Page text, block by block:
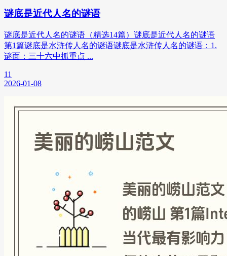
谜底是近代人名的谜语
谜底是近代人名的谜语（精选14篇）谜底是近代人名的谜语
第1篇谜底是水浒传人名的谜语谜底是水浒传人名的谜语：1.
谜面：三十六中抓重点 ...
11
2026-01-08